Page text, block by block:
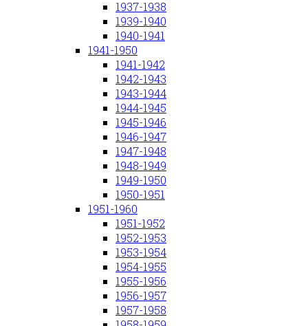
1937-1938
1939-1940
1940-1941
1941-1950
1941-1942
1942-1943
1943-1944
1944-1945
1945-1946
1946-1947
1947-1948
1948-1949
1949-1950
1950-1951
1951-1960
1951-1952
1952-1953
1953-1954
1954-1955
1955-1956
1956-1957
1957-1958